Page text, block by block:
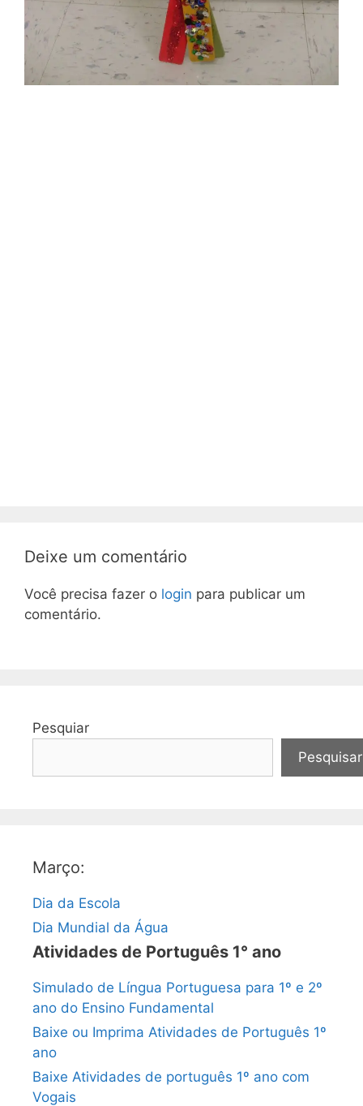
Deixe um comentário
Você precisa fazer o login para publicar um
comentário.
Pesquiar
Pesquisar
Março:
Dia da Escola
Dia Mundial da Água
Atividades de Português 1° ano
Simulado de Língua Portuguesa para 1º e 2º
ano do Ensino Fundamental
Baixe ou Imprima Atividades de Português 1º
ano
Baixe Atividades de português 1º ano com
Vogais